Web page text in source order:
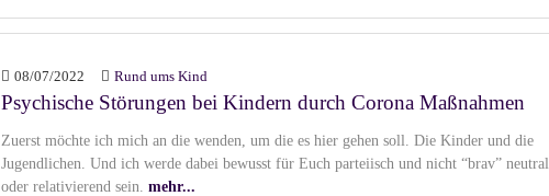
08/07/2022 Rund ums Kind
Psychische Störungen bei Kindern durch Corona Maßnahmen
Zuerst möchte ich mich an die wenden, um die es hier gehen soll. Die Kinder und die
Jugendlichen. Und ich werde dabei bewusst für Euch parteiisch und nicht “brav” neutral
oder relativierend sein. mehr...